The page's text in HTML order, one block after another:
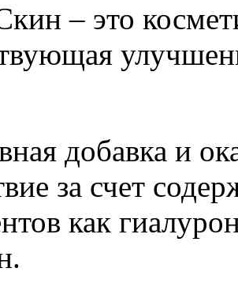
– это
добавка и
за счет
как